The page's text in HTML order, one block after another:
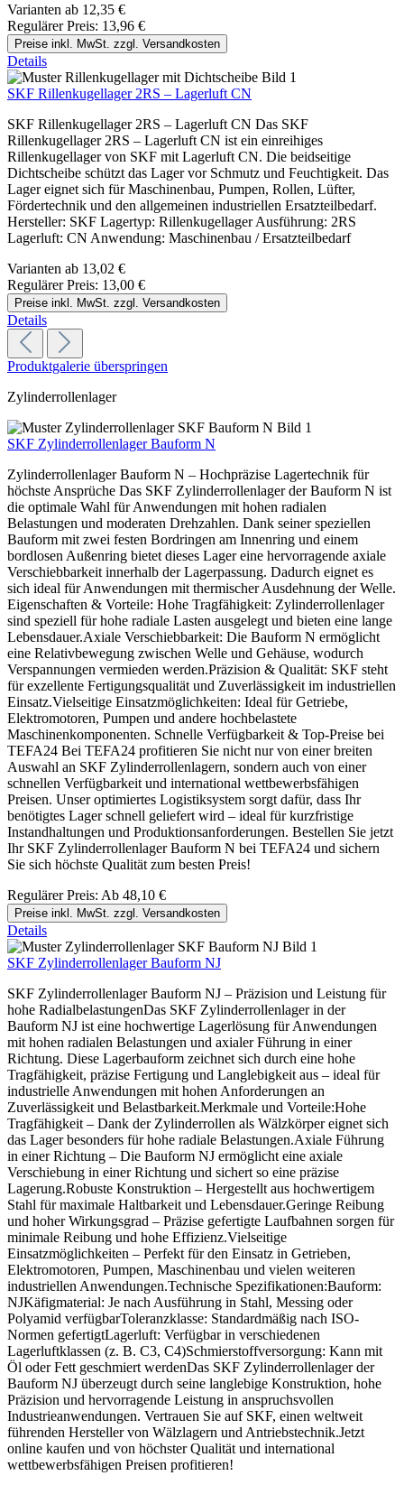
Varianten ab 12,35 €
Regulärer Preis: 13,96 €
Preise inkl. MwSt. zzgl. Versandkosten
Details
SKF Rillenkugellager 2RS – Lagerluft CN
SKF Rillenkugellager 2RS – Lagerluft CN Das SKF
Rillenkugellager 2RS – Lagerluft CN ist ein einreihiges
Rillenkugellager von SKF mit Lagerluft CN. Die beidseitige
Dichtscheibe schützt das Lager vor Schmutz und Feuchtigkeit. Das
Lager eignet sich für Maschinenbau, Pumpen, Rollen, Lüfter,
Fördertechnik und den allgemeinen industriellen Ersatzteilbedarf.
Hersteller: SKF Lagertyp: Rillenkugellager Ausführung: 2RS
Lagerluft: CN Anwendung: Maschinenbau / Ersatzteilbedarf
Varianten ab 13,02 €
Regulärer Preis: 13,00 €
Preise inkl. MwSt. zzgl. Versandkosten
Details
Produktgalerie überspringen
Zylinderrollenlager
SKF Zylinderrollenlager Bauform N
Zylinderrollenlager Bauform N – Hochpräzise Lagertechnik für
höchste Ansprüche Das SKF Zylinderrollenlager der Bauform N ist
die optimale Wahl für Anwendungen mit hohen radialen
Belastungen und moderaten Drehzahlen. Dank seiner speziellen
Bauform mit zwei festen Bordringen am Innenring und einem
bordlosen Außenring bietet dieses Lager eine hervorragende axiale
Verschiebbarkeit innerhalb der Lagerpassung. Dadurch eignet es
sich ideal für Anwendungen mit thermischer Ausdehnung der Welle.
Eigenschaften & Vorteile: Hohe Tragfähigkeit: Zylinderrollenlager
sind speziell für hohe radiale Lasten ausgelegt und bieten eine lange
Lebensdauer.Axiale Verschiebbarkeit: Die Bauform N ermöglicht
eine Relativbewegung zwischen Welle und Gehäuse, wodurch
Verspannungen vermieden werden.Präzision & Qualität: SKF steht
für exzellente Fertigungsqualität und Zuverlässigkeit im industriellen
Einsatz.Vielseitige Einsatzmöglichkeiten: Ideal für Getriebe,
Elektromotoren, Pumpen und andere hochbelastete
Maschinenkomponenten. Schnelle Verfügbarkeit & Top-Preise bei
TEFA24 Bei TEFA24 profitieren Sie nicht nur von einer breiten
Auswahl an SKF Zylinderrollenlagern, sondern auch von einer
schnellen Verfügbarkeit und international wettbewerbsfähigen
Preisen. Unser optimiertes Logistiksystem sorgt dafür, dass Ihr
benötigtes Lager schnell geliefert wird – ideal für kurzfristige
Instandhaltungen und Produktionsanforderungen. Bestellen Sie jetzt
Ihr SKF Zylinderrollenlager Bauform N bei TEFA24 und sichern
Sie sich höchste Qualität zum besten Preis!
Regulärer Preis: Ab 48,10 €
Preise inkl. MwSt. zzgl. Versandkosten
Details
SKF Zylinderrollenlager Bauform NJ
SKF Zylinderrollenlager Bauform NJ – Präzision und Leistung für
hohe RadialbelastungenDas SKF Zylinderrollenlager in der
Bauform NJ ist eine hochwertige Lagerlösung für Anwendungen
mit hohen radialen Belastungen und axialer Führung in einer
Richtung. Diese Lagerbauform zeichnet sich durch eine hohe
Tragfähigkeit, präzise Fertigung und Langlebigkeit aus – ideal für
industrielle Anwendungen mit hohen Anforderungen an
Zuverlässigkeit und Belastbarkeit.Merkmale und Vorteile:Hohe
Tragfähigkeit – Dank der Zylinderrollen als Wälzkörper eignet sich
das Lager besonders für hohe radiale Belastungen.Axiale Führung
in einer Richtung – Die Bauform NJ ermöglicht eine axiale
Verschiebung in einer Richtung und sichert so eine präzise
Lagerung.Robuste Konstruktion – Hergestellt aus hochwertigem
Stahl für maximale Haltbarkeit und Lebensdauer.Geringe Reibung
und hoher Wirkungsgrad – Präzise gefertigte Laufbahnen sorgen für
minimale Reibung und hohe Effizienz.Vielseitige
Einsatzmöglichkeiten – Perfekt für den Einsatz in Getrieben,
Elektromotoren, Pumpen, Maschinenbau und vielen weiteren
industriellen Anwendungen.Technische Spezifikationen:Bauform:
NJKäfigmaterial: Je nach Ausführung in Stahl, Messing oder
Polyamid verfügbarToleranzklasse: Standardmäßig nach ISO-
Normen gefertigtLagerluft: Verfügbar in verschiedenen
Lagerluftklassen (z. B. C3, C4)Schmierstoffversorgung: Kann mit
Öl oder Fett geschmiert werdenDas SKF Zylinderrollenlager der
Bauform NJ überzeugt durch seine langlebige Konstruktion, hohe
Präzision und hervorragende Leistung in anspruchsvollen
Industrieanwendungen. Vertrauen Sie auf SKF, einen weltweit
führenden Hersteller von Wälzlagern und Antriebstechnik.Jetzt
online kaufen und von höchster Qualität und international
wettbewerbsfähigen Preisen profitieren!